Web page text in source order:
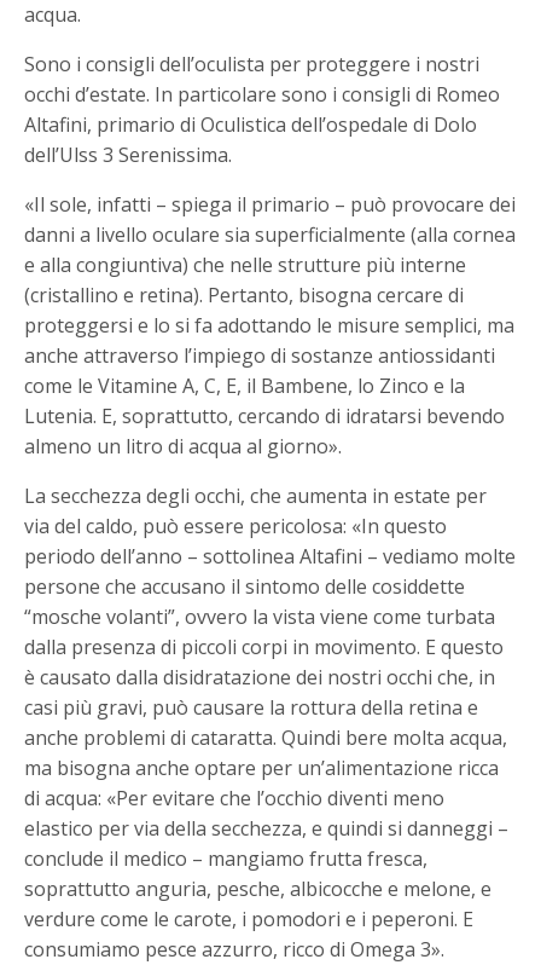
acqua.
Sono i consigli dell’oculista per proteggere i nostri
occhi d’estate. In particolare sono i consigli di Romeo
Altafini, primario di Oculistica dell’ospedale di Dolo
dell’Ulss 3 Serenissima.
«Il sole, infatti – spiega il primario – può provocare dei
danni a livello oculare sia superficialmente (alla cornea
e alla congiuntiva) che nelle strutture più interne
(cristallino e retina). Pertanto, bisogna cercare di
proteggersi e lo si fa adottando le misure semplici, ma
anche attraverso l’impiego di sostanze antiossidanti
come le Vitamine A, C, E, il Bambene, lo Zinco e la
Lutenia. E, soprattutto, cercando di idratarsi bevendo
almeno un litro di acqua al giorno».
La secchezza degli occhi, che aumenta in estate per
via del caldo, può essere pericolosa: «In questo
periodo dell’anno – sottolinea Altafini – vediamo molte
persone che accusano il sintomo delle cosiddette
“mosche volanti”, ovvero la vista viene come turbata
dalla presenza di piccoli corpi in movimento. E questo
è causato dalla disidratazione dei nostri occhi che, in
casi più gravi, può causare la rottura della retina e
anche problemi di cataratta. Quindi bere molta acqua,
ma bisogna anche optare per un’alimentazione ricca
di acqua: «Per evitare che l’occhio diventi meno
elastico per via della secchezza, e quindi si danneggi –
conclude il medico – mangiamo frutta fresca,
soprattutto anguria, pesche, albicocche e melone, e
verdure come le carote, i pomodori e i peperoni. E
consumiamo pesce azzurro, ricco di Omega 3».